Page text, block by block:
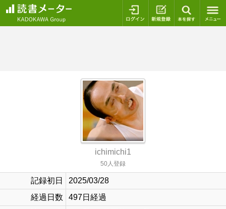
ログイン 新規登録
ichimichi1
50人登録
記録初日
2025/03/28
経過日数
497日経過